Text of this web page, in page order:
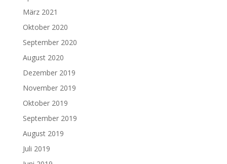
März 2021
Oktober 2020
September 2020
August 2020
Dezember 2019
November 2019
Oktober 2019
September 2019
August 2019
Juli 2019